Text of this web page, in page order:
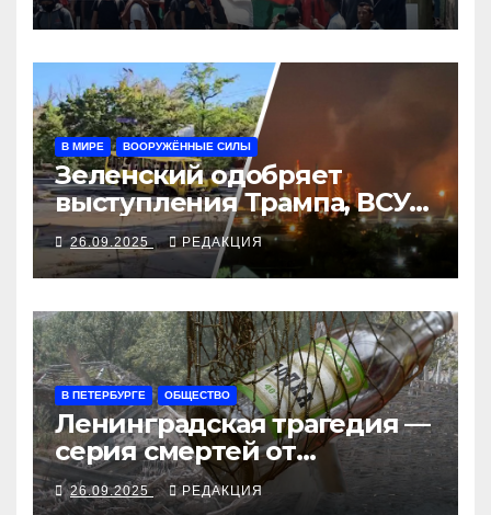
В МИРЕ ВООРУЖЁННЫЕ СИЛЫ
Зеленский одобряет
выступления Трампа, ВСУ
закрыли Добропольский
рубеж
26.09.2025 РЕДАКЦИЯ
В ПЕТЕРБУРГЕ ОБЩЕСТВО
Ленинградская трагедия —
серия смертей от
алкосуррогата
26.09.2025 РЕДАКЦИЯ